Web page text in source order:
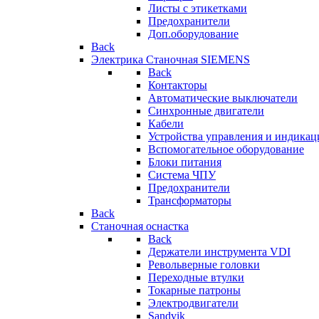
Листы с этикетками
Предохранители
Доп.оборудование
Back
Электрика Станочная SIEMENS
Back
Контакторы
Автоматические выключатели
Синхронные двигатели
Кабели
Устройства управления и
Вспомогательное оборудование
Блоки питания
Система ЧПУ
Предохранители
Трансформаторы
Back
Станочная оснастка
Back
Держатели инструмента VDI
Револьверные головки
Переходные втулки
Токарные патроны
Электродвигатели
Sandvik